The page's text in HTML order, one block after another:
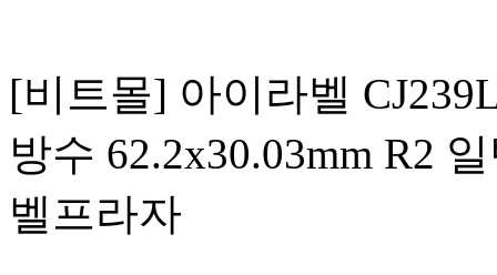
[비트몰] 아이라벨
방수 62.2x30.03mm R2
벨프라자